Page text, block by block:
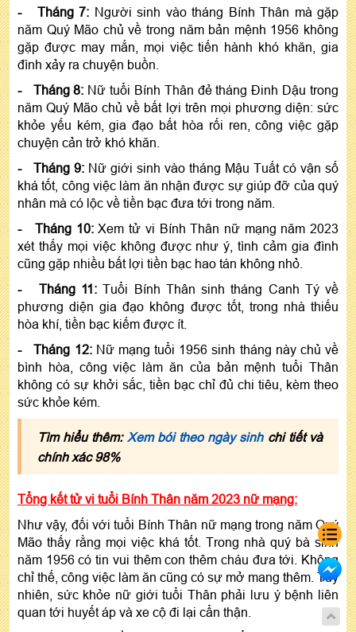
- Tháng 7: Người sinh vào tháng Bính Thân mà gặp
năm Quý Mão chủ về trong năm bản mệnh 1956 không
gặp được may mắn, mọi việc tiến hành khó khăn, gia
đình xảy ra chuyện buồn.
- Tháng 8: Nữ tuổi Bính Thân đẻ tháng Đinh Dậu trong
năm Quý Mão chủ về bất lợi trên mọi phương diện: sức
khỏe yếu kém, gia đạo bất hòa rối ren, công việc gặp
chuyện cản trở khó khăn.
- Tháng 9: Nữ giới sinh vào tháng Mậu Tuất có vận số
khá tốt, công việc làm ăn nhận được sự giúp đỡ của quý
nhân mà có lộc về tiền bạc đưa tới trong năm.
- Tháng 10:Xem tử vi Bính Thân nữ mạng năm 2023
xét thấy mọi việc không được như ý, tình cảm gia đình
cũng gặp nhiều bất lợi tiền bạc hao tán không nhỏ.
- Tháng 11:Tuổi Bính Thân sinh tháng Canh Tý về
phương diện gia đạo không được tốt, trong nhà thiếu
hòa khí, tiền bạc kiếm được ít.
- Tháng 12:Nữ mạng tuổi 1956 sinh tháng này chủ về
bình hòa, công việc làm ăn của bản mệnh tuổi Thân
không có sự khởi sắc, tiền bạc chỉ đủ chi tiêu, kèm theo
sức khỏe kém.
Tìm hiểu thêm: Xem bói theo ngày sinhchi tiết và
chính xác 98%
Tổng kết tử vi tuổi Bính Thân năm 2023 nữ mạng:
Như vậy, đối với tuổi Bính Thân nữ mạng trong năm Quý
Mão thấy rằng mọi việc khá tốt. Trong nhà quý bà sinh
năm 1956 có tin vui thêm con thêm cháu đưa tới. Không
chỉ thế, công việc làm ăn cũng có sự mở mang thêm. Tuy
nhiên, sức khỏe nữ giới tuổi Thân phải lưu ý bệnh liên
quan tới huyết áp và xe cộ đi lại cẩn thận.